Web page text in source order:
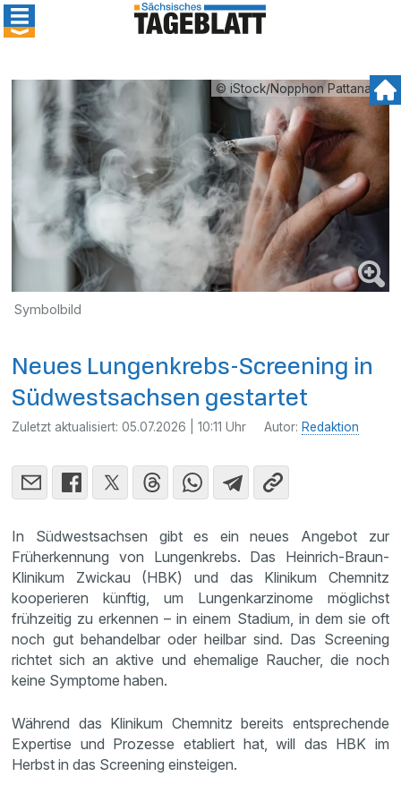
© iStock/Nopphon Pattanasri
Symbolbild
Neues Lungenkrebs-Screening in
Südwestsachsen gestartet
Zuletzt aktualisiert:05.07.2026 | 10:11 Uhr Autor: Redaktion
In Südwestsachsen gibt es ein neues Angebot zur
Früherkennung von Lungenkrebs. Das Heinrich-Braun-
Klinikum Zwickau (HBK) und das Klinikum Chemnitz
kooperieren künftig, um Lungenkarzinome möglichst
frühzeitig zu erkennen – in einem Stadium, in dem sie oft
noch gut behandelbar oder heilbar sind. Das Screening
richtet sich an aktive und ehemalige Raucher, die noch
keine Symptome haben.
Während das Klinikum Chemnitz bereits entsprechende
Expertise und Prozesse etabliert hat, will das HBK im
Herbst in das Screening einsteigen.